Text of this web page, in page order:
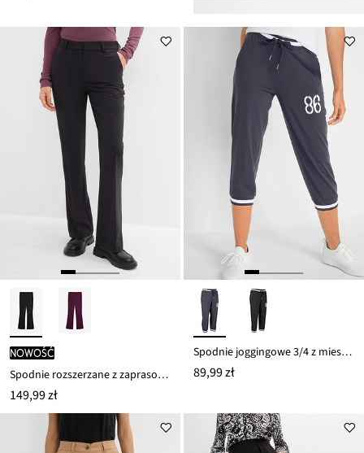
nowość
Spodnie rozszerzane z zaprasowanymi kantami
149,99 zł
Spodnie joggingowe 3/4 z mieszanki bawełny
89,99 zł